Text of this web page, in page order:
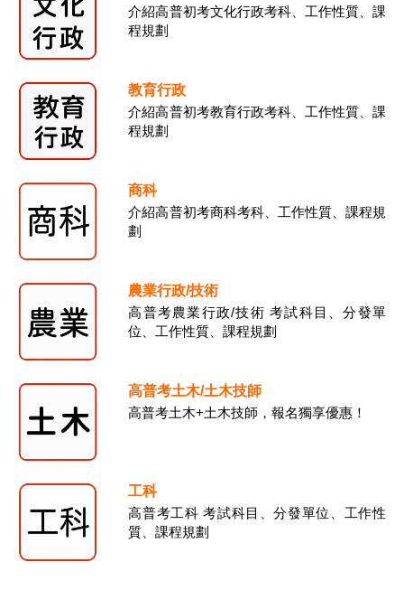
介紹高普初考文化行政考科、工作性質、課
程規劃
教育行政
介紹高普初考教育行政考科、工作性質、課
程規劃
商科
介紹高普初考商科考科、工作性質、課程規
劃
農業行政/技術
高普考農業行政/技術 考試科目、分發單
位、工作性質、課程規劃
高普考土木/土木技師
高普考土木+土木技師，報名獨享優惠！
工科
高普考工科 考試科目、分發單位、工作性
質、課程規劃